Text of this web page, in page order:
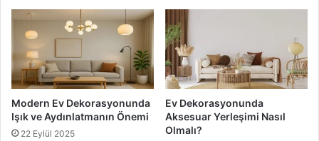
Modern Ev Dekorasyonunda
Işık ve Aydınlatmanın Önemi
22 Eylül 2025
Ev Dekorasyonunda
Aksesuar Yerleşimi Nasıl
Olmalı?